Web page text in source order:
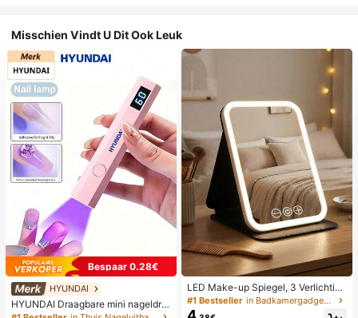
Misschien Vindt U Dit Ook Leuk
Bespaar 0.28€
HYUNDAI
HYUNDAI Draagbare mini nageldro
ger, oplaadbare handlamp UV/LED
LED Make-up Spiegel, 3 Verlichting
smodi, Verstelbare Helderheid, Draa
gbaar Vouwbaar Ontwerp, Geschikt
#1 Bestseller in Badkamergadgets die favoriet zijn bij klanten B